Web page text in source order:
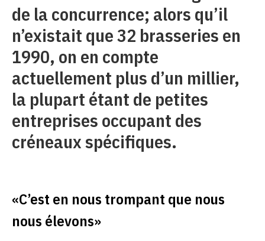
de la concurrence; alors qu’il
n’existait que 32 brasseries en
1990, on en compte
actuellement plus d’un millier,
la plupart étant de petites
entreprises occupant des
créneaux spécifiques.
«C’est en nous trompant que nous
nous élevons»